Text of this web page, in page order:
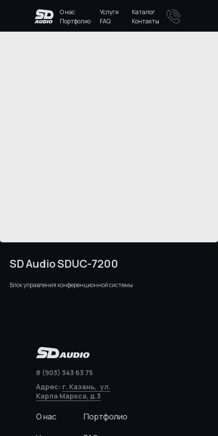
Каталог
Услуги
О нас
Портфолио
FAQ Контакты
SD Audio SDUC-7200
Блок управления конференционной системы
8 (903) 343 63 75
Адрес: г. Казань, ул.
Карла Маркса, д.3
Портфолио
О нас